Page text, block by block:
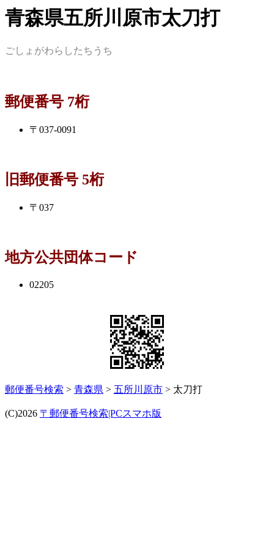
青森県五所川原市太刀打
ごしょがわらしたちうち
郵便番号 7桁
〒037-0091
旧郵便番号 5桁
〒037
地方公共団体コード
02205
郵便番号検索 > 青森県 > 五所川原市 > 太刀打
(C)2026 〒郵便番号検索|PCスマホ版